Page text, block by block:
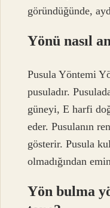
göründüğünde,
Yönü nasıl
Pusula Yöntemi
pusuladır.
güneyi, E harfi
eder. Pusulanın
gösterir. Pusula
olmadığından
Yön bulma